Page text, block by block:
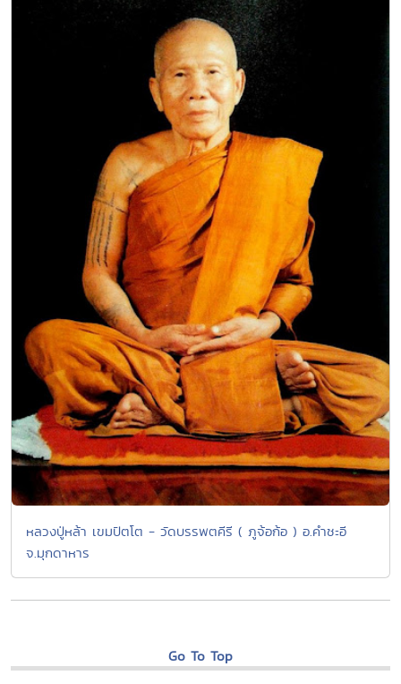
หลวงปู่หล้า เขมปัตโต - วัดบรรพตคีรี ( ภูจ้อก้อ ) อ.คำชะอี
จ.มุกดาหาร
Go To Top